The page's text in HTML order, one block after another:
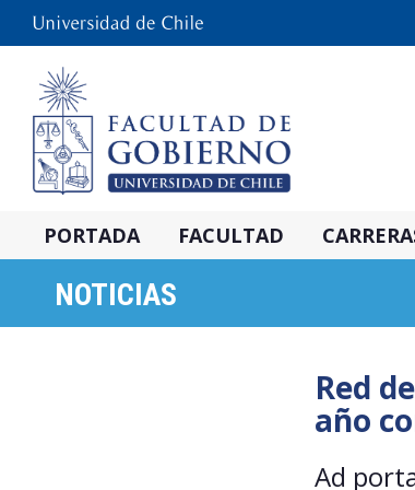
PORTADA FACULTAD
NOTICIAS
Red
año
Ad